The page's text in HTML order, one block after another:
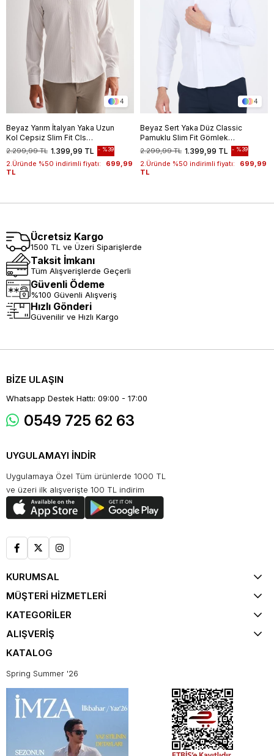
4
Beyaz Yarım İtalyan Yaka Uzun
Kol Cepsiz Slim Fit Cls
Gömlek 1004255174
1.399,99 TL
2.299,99 TL %39
2.Üründe %50 indirimli fiyatı:
699,99
TL
4
Beyaz Sert Yaka Düz Classic
Pamuklu Slim Fit Gömlek
1004250214 1.399,99 TL
2.299,99 TL %39
2.Üründe %50 indirimli fiyatı:
699,99
TL
Ücretsiz Kargo
1500 TL ve Üzeri Siparişlerde
Taksit İmkanı
Tüm Alışverişlerde Geçerli
Güvenli Ödeme
%100 Güvenli Alışveriş
Hızlı Gönderi
Güvenilir ve Hızlı Kargo
BİZE ULAŞIN
Whatsapp Destek Hattı: 09:00 - 17:00
0549 725 62 63
UYGULAMAYI İNDİR
Uygulamaya Özel Tüm ürünlerde 1000 TL
ve üzeri ilk alışverişte 100 TL indirim
KURUMSAL
MÜŞTERİ HİZMETLERİ
KATEGORİLER
ALIŞVERİŞ
KATALOG
Spring Summer '26